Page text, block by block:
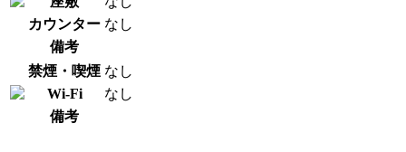
カウンター なし
備考
禁煙・喫煙 なし
Wi-Fi
なし
備考